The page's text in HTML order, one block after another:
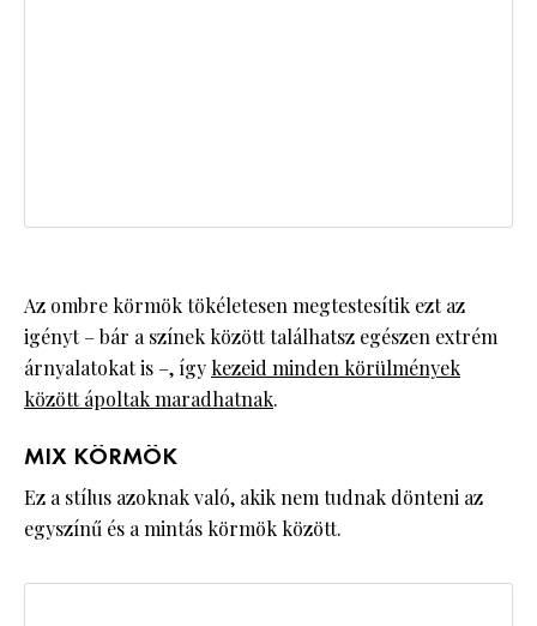
Az ombre körmök tökéletesen megtestesítik ezt az
igényt – bár a színek között találhatsz egészen extrém
árnyalatokat is –, így kezeid minden körülmények
között ápoltak maradhatnak.
MIX KÖRMÖK
Ez a stílus azoknak való, akik nem tudnak dönteni az
egyszínű és a mintás körmök között.